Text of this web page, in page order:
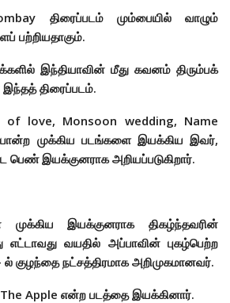
திரைப்படம் மும்பையில் வாழும்
பற்றியதாகும்.
இந்தியாவின் மீது கவனம் திரும்பக்
திரைப்படம்.
of love, Monsoon wedding, Name
முக்கிய படங்களை இயக்கிய இவர்,
இயக்குனராக அறியப்படுகிறார்.
முக்கிய இயக்குனராக திகழ்ந்தவரின்
வயதில் அப்பாவின் புகழ்பெற்ற
குழந்தை நட்சத்திரமாக அறிமுகமானவர்.
Apple என்ற படத்தை இயக்கினார்.